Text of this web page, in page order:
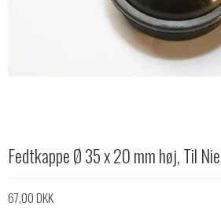
Fedtkappe Ø 35 x 20 mm høj, Til
67,00 DKK